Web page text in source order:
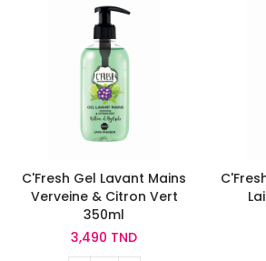
C'Fresh Gel Lavant Mains
Verveine & Citron Vert
350ml
3,490 TND